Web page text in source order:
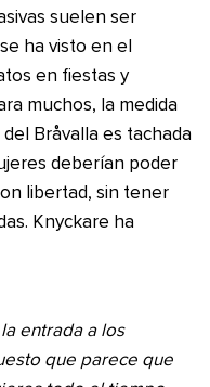
suelen ser
ha visto en el
en fiestas y
muchos, la medida
Bråvalla es tachada
deberían poder
libertad, sin tener
Knyckare ha
entrada a los
que parece que